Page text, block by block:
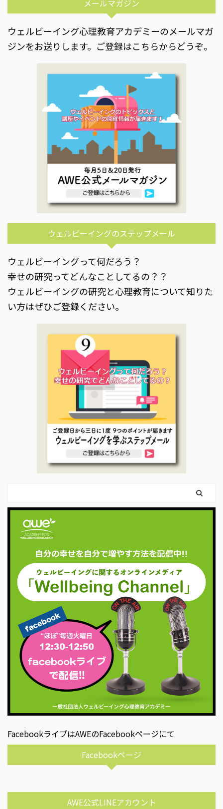
メールマガジン
ウェルビーイング心理教育アカデミーのメールマガ
ジンをお送りします。ご登録はこちらからどうぞ。
ウェルビーイングのステップメール
ウェルビーイングって何だろう？
幸せの研究ってどんなことしてるの？？
ウェルビーイングの研究と心理教育について知りた
い方はぜひご登録ください。
FacebookライブはAWEのFacebookページにて
Facebookページ
AWE公式LINEアカウント